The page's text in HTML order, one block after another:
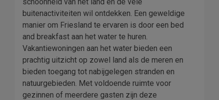
buitenactiviteiten wil ontdekken. Een geweldige
manier om Friesland te ervaren is door een bed
and breakfast aan het water te huren.
Vakantiewoningen aan het water bieden een
prachtig uitzicht op zowel land als de meren en
bieden toegang tot nabijgelegen stranden en
natuurgebieden. Met voldoende ruimte voor
gezinnen of meerdere gasten zijn deze